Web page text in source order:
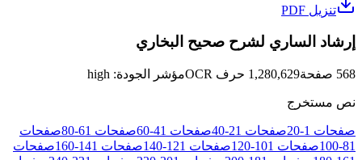
تنزيل PDF
إرشاد الساري لشرح صحيح البخاري
568 صفحة1,280,629 حرف OCR مؤشر الجودة:
high
نص مستخرج
صفحات 1
-
20صفحات 21
-
40صفحات 41
-
60صفحات 61
-
80صفحات
81
-
100صفحات 101
-
120صفحات 121
-
140صفحات 141
-
160صفحات